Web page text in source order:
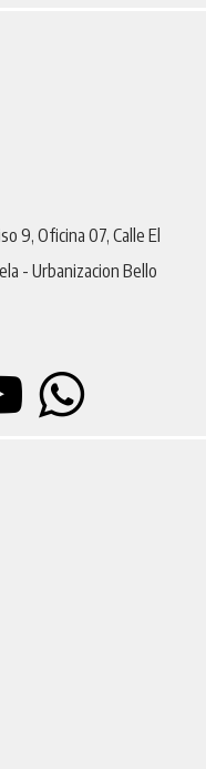
9, Oficina 07, Calle El
- Urbanizacion Bello